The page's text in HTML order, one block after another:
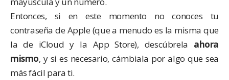
Entonces, si en este momento no conoces tu
contraseña de Apple (que a menudo es la misma que
la de iCloud y la App Store), descúbrela ahora
mismo, y si es necesario, cámbiala por algo que sea
más fácil para ti.